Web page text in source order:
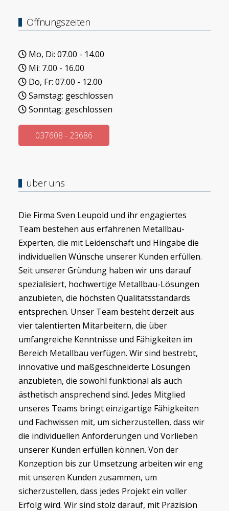
Öffnungszeiten
Mo, Di: 07.00 - 14.00
Mi: 7.00 - 16.00
Do, Fr: 07.00 - 12.00
Samstag: geschlossen
Sonntag: geschlossen
037608 - 23686
über uns
Die Firma Sven Leupold und ihr engagiertes
Team bestehen aus erfahrenen Metallbau-
Experten, die mit Leidenschaft und Hingabe die
individuellen Wünsche unserer Kunden erfüllen.
Seit unserer Gründung haben wir uns darauf
spezialisiert, hochwertige Metallbau-Lösungen
anzubieten, die höchsten Qualitätsstandards
entsprechen. Unser Team besteht derzeit aus
vier talentierten Mitarbeitern, die über
umfangreiche Kenntnisse und Fähigkeiten im
Bereich Metallbau verfügen. Wir sind bestrebt,
innovative und maßgeschneiderte Lösungen
anzubieten, die sowohl funktional als auch
ästhetisch ansprechend sind. Jedes Mitglied
unseres Teams bringt einzigartige Fähigkeiten
und Fachwissen mit, um sicherzustellen, dass wir
die individuellen Anforderungen und Vorlieben
unserer Kunden erfüllen können. Von der
Konzeption bis zur Umsetzung arbeiten wir eng
mit unseren Kunden zusammen, um
sicherzustellen, dass jedes Projekt ein voller
Erfolg wird. Wir sind stolz darauf, mit Präzision